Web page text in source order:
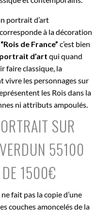
portrait d’art
à la décoration
“Rois de France” c’est bien
d’art qui quand
faire classique, la
vivre les personnages sur
les Rois dans la
ni attributs ampoulés.
SUR
55100
1500€
fait pas la copie d’une
couches amoncelés de la